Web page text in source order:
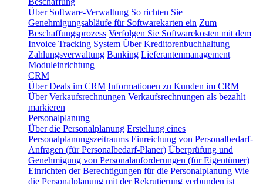
Über Software-Verwaltung So richten Sie
Genehmigungsabläufe für Softwarekarten ein Zum
Beschaffungsprozess Verfolgen Sie Softwarekosten mit dem
Invoice Tracking System Über Kreditorenbuchhaltung
Zahlungsverwaltung Banking Lieferantenmanagement
Moduleinrichtung
CRM
Über Deals im CRM Informationen zu Kunden im CRM
Über Verkaufsrechnungen Verkaufsrechnungen als bezahlt
markieren
Personalplanung
Über die Personalplanung Erstellung eines
Personalplanungszeitraums Einreichung von Personalbedarf-
Anfragen (für Personalbedarf-Planer) Überprüfung und
Genehmigung von Personalanforderungen (für Eigentümer)
Einrichten der Berechtigungen für die Personalplanung Wie
die Personalplanung mit der Rekrutierung verbunden ist